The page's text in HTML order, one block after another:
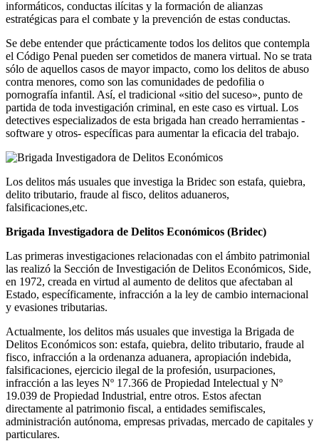
informáticos, conductas ilícitas y la formación de alianzas
estratégicas para el combate y la prevención de estas conductas.
Se debe entender que prácticamente todos los delitos que contempla
el Código Penal pueden ser cometidos de manera virtual. No se trata
sólo de aquellos casos de mayor impacto, como los delitos de abuso
contra menores, como son las comunidades de pedofilia o
pornografía infantil. Así, el tradicional «sitio del suceso», punto de
partida de toda investigación criminal, en este caso es virtual. Los
detectives especializados de esta brigada han creado herramientas -
software y otros- específicas para aumentar la eficacia del trabajo.
Los delitos más usuales que investiga la Bridec son estafa, quiebra,
delito tributario, fraude al fisco, delitos aduaneros,
falsificaciones,etc.
Brigada Investigadora de Delitos Económicos (Bridec)
Las primeras investigaciones relacionadas con el ámbito patrimonial
las realizó la Sección de Investigación de Delitos Económicos, Side,
en 1972, creada en virtud al aumento de delitos que afectaban al
Estado, específicamente, infracción a la ley de cambio internacional
y evasiones tributarias.
Actualmente, los delitos más usuales que investiga la Brigada de
Delitos Económicos son: estafa, quiebra, delito tributario, fraude al
fisco, infracción a la ordenanza aduanera, apropiación indebida,
falsificaciones, ejercicio ilegal de la profesión, usurpaciones,
infracción a las leyes Nº 17.366 de Propiedad Intelectual y Nº
19.039 de Propiedad Industrial, entre otros. Estos afectan
directamente al patrimonio fiscal, a entidades semifiscales,
administración autónoma, empresas privadas, mercado de capitales y
particulares.